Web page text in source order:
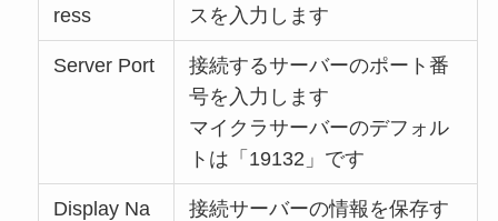
ress
スを入力します
Server Port
接続するサーバーのポート番
号を入力します
マイクラサーバーのデフォル
トは「19132」です
Display Na
接続サーバーの情報を保存す